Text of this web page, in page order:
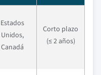
Estados
Unidos,
Canadá
Corto plazo
(≤ 2 años)